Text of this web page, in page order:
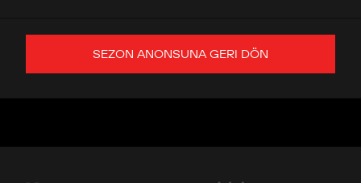
SEZON ANONSUNA GERI DÖN